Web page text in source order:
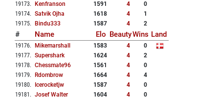
19173. Kenfranson 1591 4
0
19174. Satvik Ojha 1618 4
1
19175. Bindu333 1587 4 2
# Name Elo BeautyWins Land
19176. Mikemarshall 1583 4
0
19177. Supershark 1624 4
2
19178. Chessmate96 1561 4
0
19179. Rdombrow 1664 4
4
19180. Icerocketjw 1587 4
0
19181 . Josef Walter 1604 4
0